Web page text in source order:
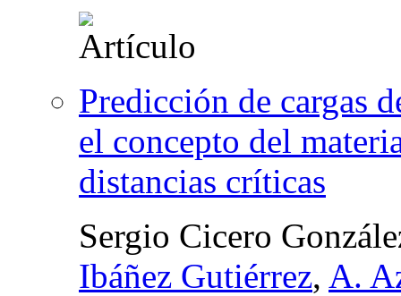
Predicción de cargas
el concepto del
distancias críticas
Sergio Cicero
Ibáñez Gutiérrez, A.